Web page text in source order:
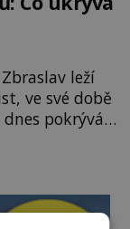
leží
ve své době
pokrývá
hradišti jsou
tu po Keltech